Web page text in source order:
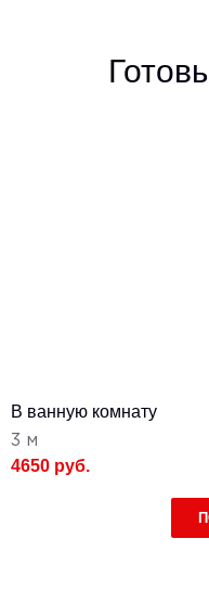
В ванную комнату
3 м
4650 руб.